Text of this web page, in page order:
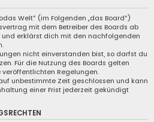
Welt“ (im Folgenden „das Board“)
mit dem Betreiber des Boards ab
und erklärst dich mit den nachfolgenden
nicht einverstanden bist, so darfst du
Für die Nutzung des Boards gelten
Regelungen.
unbestimmte Zeit geschlossen und kann
einer Frist jederzeit gekündigt